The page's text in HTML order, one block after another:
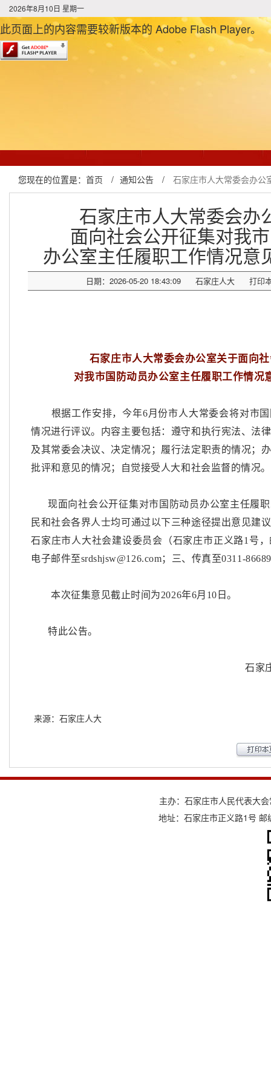
2026年8月10日 星期一
此页面上的内容需要较新版本的 Adobe Flash Player。
您现在的位置是： 首页 / 通知公告 / 石家庄市人大常委会办公
石家庄市人大常委会办
面向社会公开征集对我
办公室主任履职工作情况意
日期：2026-05-20 18:43:09 石家庄人大 打印
石家庄市人大常委会办公室关于面向
对我市国防动员办公室主任履职工作情况
根据工作安排，今年6月份市人大常委会将对市
情况进行评议。内容主要包括：遵守和执行宪法、法
及其常委会决议、决定情况；履行法定职责的情况；
批评和意见的情况；自觉接受人大和社会监督的情况。
现面向社会公开征集对市国防动员办公室主任履
民和社会各界人士均可通过以下三种途径提出意见建
石家庄市人大社会建设委员会（石家庄市正义路1号
电子邮件至srdshjsw@126.com；三、传真至0311-
本次征集意见截止时间为2026年6月10日。
特此公告。
石家
来源：石家庄人大
主办：石家庄市人民代表大
地址：石家庄市正义路1号